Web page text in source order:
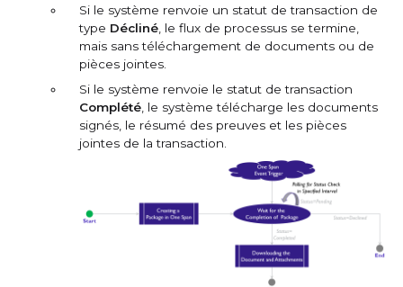
Si le système renvoie un statut de transaction de
type Décliné , le flux de processus se termine,
mais sans téléchargement de documents ou de
pièces jointes.
Si le système renvoie le statut de transaction
Complété , le système télécharge les documents
signés, le résumé des preuves et les pièces
jointes de la transaction.